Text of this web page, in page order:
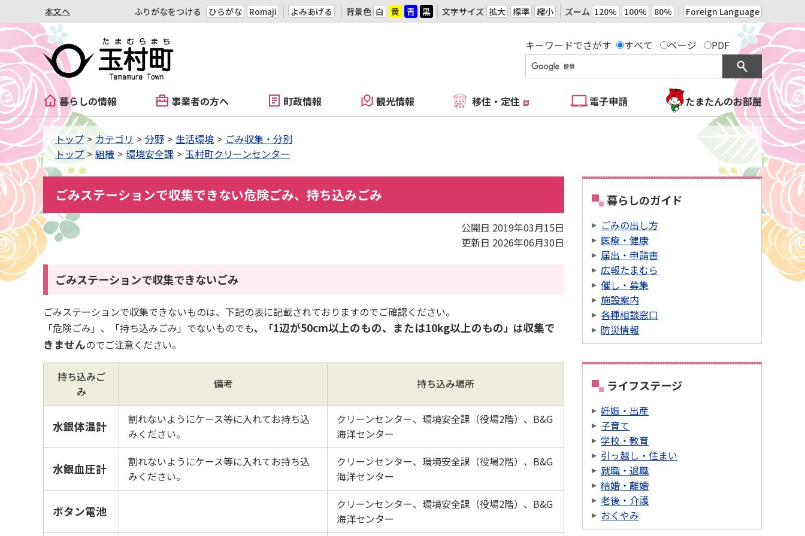
本文へ ふりがなをつける ひらがな Romaji よみあげる 背景色 白 黄 青 黒 文字サイズ 拡大 標準 縮小 ズーム 120% 100% 80% Foreign Language
キーワードでさがす すべて ページ PDF
暮らしの情報 事業者の方へ 町政情報 観光情報 移住・定住 電子申請 たまたんのお部屋
トップ カテゴリ 分野 生活環境
ごみ収集・分別
トップ
組織 環境安全課 玉村町クリーンセンター
ごみステーションで収集できない危険ごみ、持ち込みごみ
公開日 2019年03月15日
更新日 2026年06月30日
ごみステーションで収集できないごみ
ごみステーションで収集できないものは、下記の表に記載されておりますのでご確認ください。
「危険ごみ」、「持ち込みごみ」でないものでも、「1辺が50cm以上のもの、または10kg以上のもの」は収集で
きませんのでご注意ください。
持ち込みご
み
備考 持ち込み場所
水銀体温計
割れないようにケース等に入れてお持ち込
みください。
クリーンセンター、環境安全課（役場2階）、B&G
海洋センター
水銀血圧計
割れないようにケース等に入れてお持ち込
みください。
クリーンセンター、環境安全課（役場2階）、B&G
海洋センター
ボタン電池
クリーンセンター、環境安全課（役場2階）、B&G
海洋センター
暮らしのガイド
ごみの出し方
医療・健康
届出・申請書
広報たまむら
催し・募集
施設案内
各種相談窓口
防災情報
ライフステージ
妊娠・出産
子育て
学校・教育
引っ越し・住まい
就職・退職
結婚・離婚
老後・介護
おくやみ